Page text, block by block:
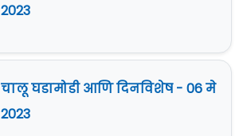
2023
चालू घडामोडी आणि दिनविशेष - 06 मे
2023